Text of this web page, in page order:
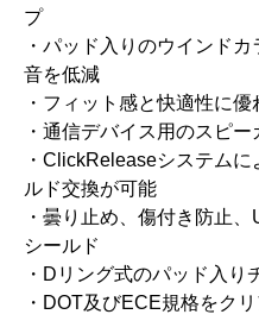
プ
・パッド入りのウインド
音を低減
・フィット感と快適性に
・通信デバイス用のスピ
・ClickReleaseシステム
ルド交換が可能
・曇り止め、傷付き防止
シールド
・Dリング式のパッド入り
・DOT及びECE規格をク